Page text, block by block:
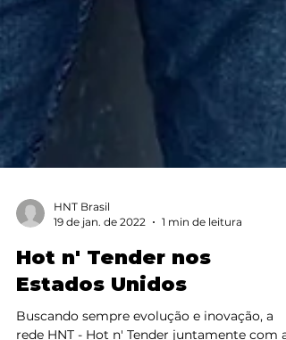
HNT Brasil
19 de jan. de 2022
1 min de leitura
Estados Unidos